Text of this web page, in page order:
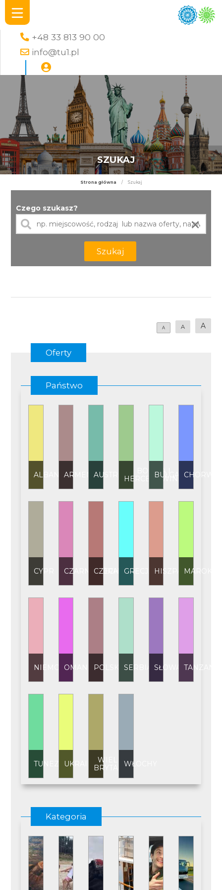
+48 33 813 90 00
info@tu1.pl
SZUKAJ
Strona główna / Szukaj
Czego szukasz?
×
Szukaj
A A A
Oferty
Państwo
ALBANIAARMENIAAUSTRIA
BOŚNIA I
HERCEGOWINA
BUŁGARIA
CYPR CZARNOGÓRA
CZECHY GRECJA HISZPANIAMAROKO
NIEMCY OMAN POLSKASERBIA SŁOWACJATANZANIA
TUNEZJAUKRAINAWIELKA
BRYTANIAWŁOCHY
Kategoria